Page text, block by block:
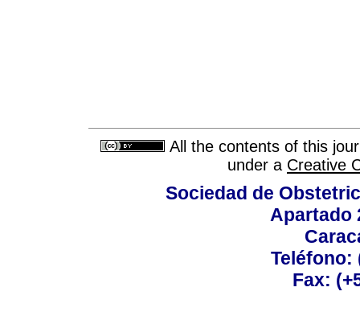
All the contents of this
under a Creative
Sociedad de
Apartado
Teléfono:
Fax: